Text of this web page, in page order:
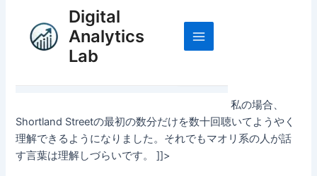
私の場合、
Shortland Streetの最初の数分だけを数十回聴いてようやく
理解できるようになりました。それでもマオリ系の人が話
す言葉は理解しづらいです。 ]]>